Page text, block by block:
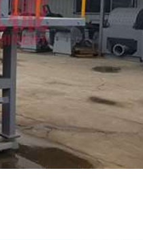
碎机 大型稻草